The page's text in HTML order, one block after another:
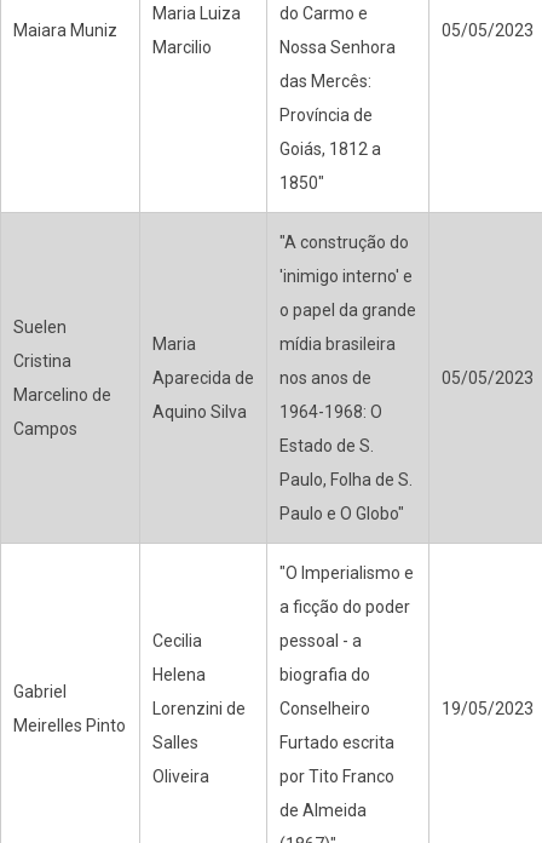
Maiara Muniz
Maria Luiza
Marcilio
do Carmo e
Nossa Senhora
das Mercês:
Província de
Goiás, 1812 a
1850"
05/05/2023
Suelen
Cristina
Marcelino de
Campos
Maria
Aparecida de
Aquino Silva
"A construção do
'inimigo interno' e
o papel da grande
mídia brasileira
nos anos de
1964-1968: O
Estado de S.
Paulo, Folha de S.
Paulo e O Globo"
05/05/2023
Gabriel
Meirelles Pinto
Cecilia
Helena
Lorenzini de
Salles
Oliveira
"O Imperialismo e
a ficção do poder
pessoal - a
biografia do
Conselheiro
Furtado escrita
por Tito Franco
de Almeida
19/05/2023